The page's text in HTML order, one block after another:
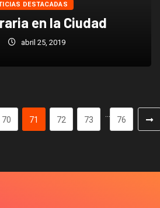
DESTACADAS
en la Ciudad
abril 25, 2019
70 71 72 73 76